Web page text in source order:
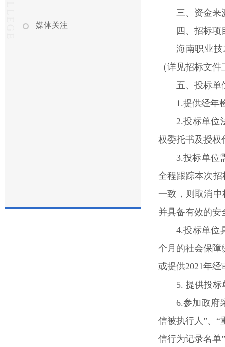
媒体关注
三、资金来
四、招标项
海南职业
（详见招标文
五、投标单
1.提供经年
2.投标单位
权委托书及授权
3.投标单位
全程跟踪本次
一致，则取消
并具备有效的安
4.投标单位
个月的社会保障
或提供2021年
5. 提供投
6.参加政府
信被执行人”、“
信行为记录名单